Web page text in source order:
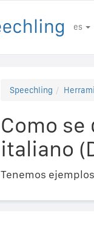
es
Speechling
Como
italiano
Tenemos